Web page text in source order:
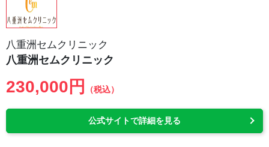
八重洲セムクリニック
八重洲セムクリニック
230,000円 （税込）
公式サイトで詳細を見る